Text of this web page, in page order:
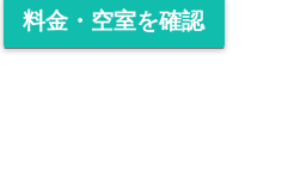
料金・空室を確認